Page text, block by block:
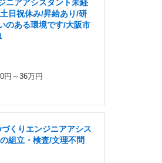
ニアアシスタント未経
日祝休み/昇給あり/研
のある環境です/大阪市
円～36万円
くりエンジニアアシス
組立・検査/文理不問